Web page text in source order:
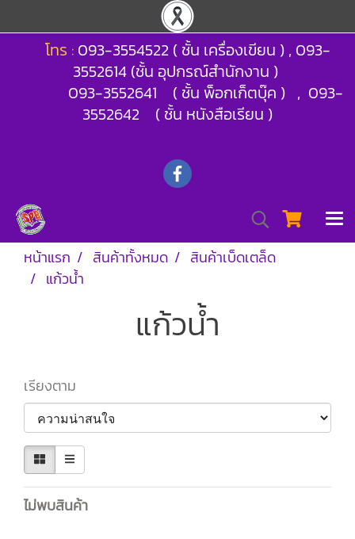
โทร : 093-3554522 ( ชั้น เครื่องเขียน ) , 093-
3552614 (ชั้น อุปกรณ์สำนักงาน )
093-3552641 ( ชั้น พ็อกเก็ตบุ๊ค ) , 093-
3552642 ( ชั้น หนังสือเรียน )
หน้าแรก สินค้าทั้งหมด
สินค้าเบ็ดเตล็ด
แก้วน้ำ
แก้วน้ำ
เรียงตาม
ไม่พบสินค้า